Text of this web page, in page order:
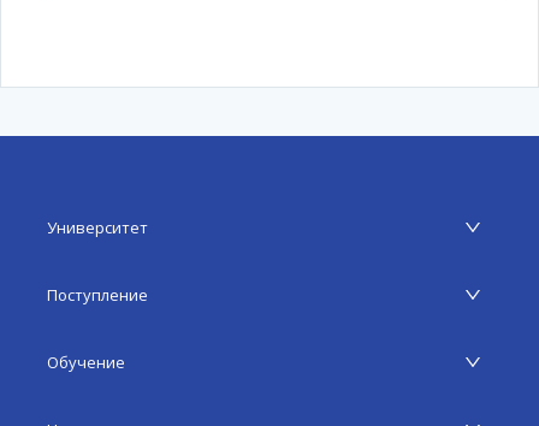
Университет
Поступление
Обучение